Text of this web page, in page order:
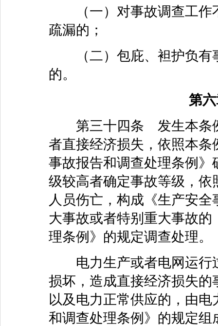
（一）对事故调查工作
疏漏的；
（二）包庇、袒护负有
的。
第
第三十四条 发生本条例
者直接经济损失，依照本
事故报告和调查处理条例
级较高者确定事故等级，
人员伤亡，构成《生产安
大事故或者特别重大事故
理条例》的规定调查处理。
电力生产或者电网运行
损坏，造成直接经济损失
以及电力正常供应的，由
和调查处理条例》的规定